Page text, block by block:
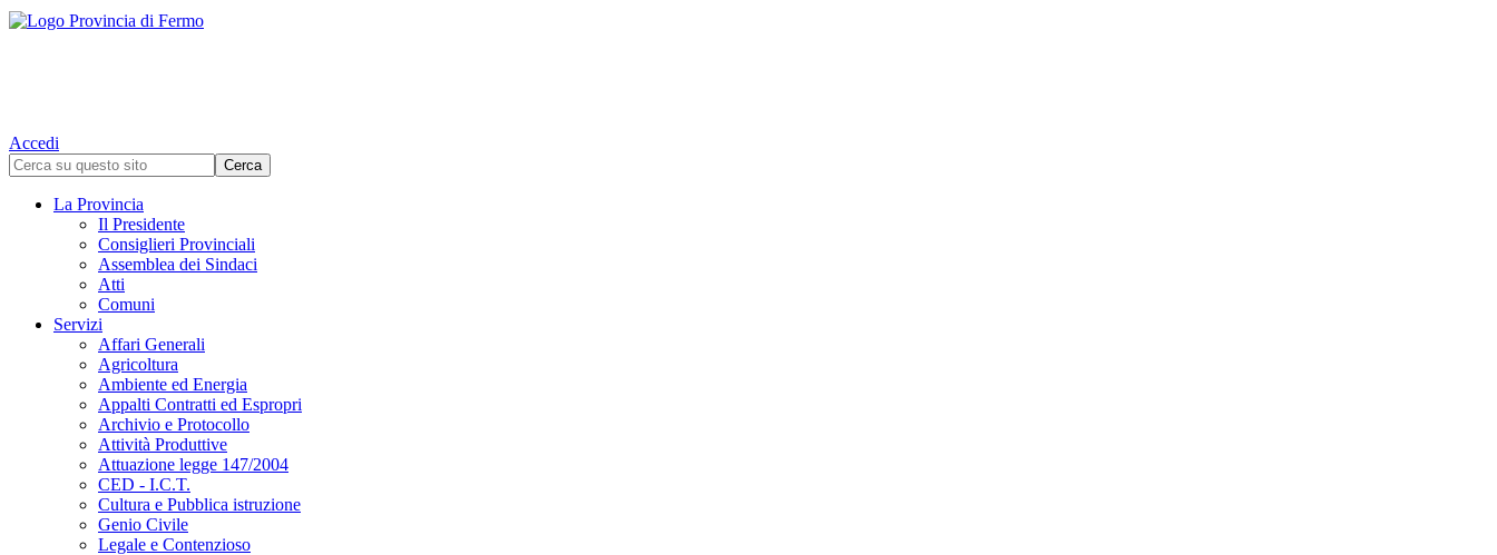
Accedi
La Provincia
Il Presidente
Consiglieri Provinciali
Assemblea dei Sindaci
Atti
Comuni
Servizi
Affari Generali
Agricoltura
Ambiente ed Energia
Appalti Contratti ed Espropri
Archivio e Protocollo
Attività Produttive
Attuazione legge 147/2004
CED - I.C.T.
Cultura e Pubblica istruzione
Genio Civile
Legale e Contenzioso